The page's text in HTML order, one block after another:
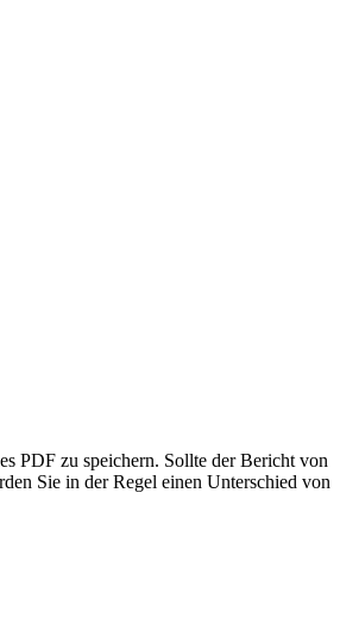
PDF zu speichern. Sollte der Bericht von
Sie in der Regel einen Unterschied von